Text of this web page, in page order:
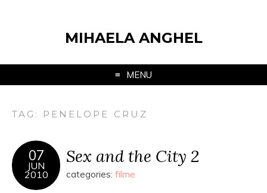
MIHAELA ANGHEL
MENU
TAG: PENELOPE CRUZ
07
JUN
2010
Sex and the City 2
categories: filme